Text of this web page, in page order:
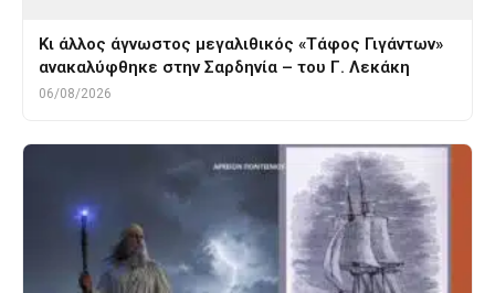
Κι άλλος άγνωστος μεγαλιθικός «Τάφος Γιγάντων»
ανακαλύφθηκε στην Σαρδηνία – του Γ. Λεκάκη
06/08/2026